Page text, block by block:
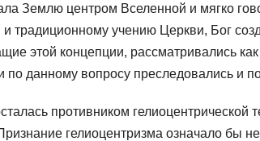
Землю центром Вселенной и мягко
традиционному учению Церкви, Бог
этой концепции, рассматривались
данному вопросу преследовались и
противником гелиоцентрической
гелиоцентризма означало бы